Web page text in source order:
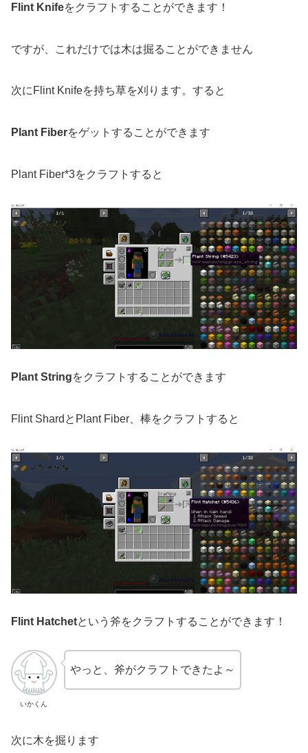
Flint Knifeをクラフトすることができます！
ですが、これだけでは木は掘ることができません
次にFlint Knifeを持ち草を刈ります。すると
Plant Fiberをゲットすることができます
Plant Fiber*3をクラフトすると
Plant Stringをクラフトすることができます
Flint ShardとPlant Fiber、棒をクラフトすると
Flint Hatchetという斧をクラフトすることができます！
いかくん
やっと、斧がクラフトできたよ～
次に木を掘ります